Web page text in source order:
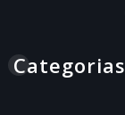
Categorias